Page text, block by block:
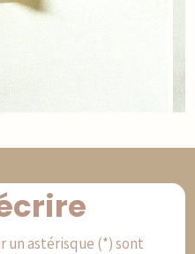
un astérisque (*) sont